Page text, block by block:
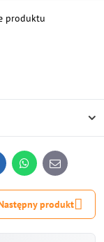
produktu
WhatsApp
E-
mail
produkt